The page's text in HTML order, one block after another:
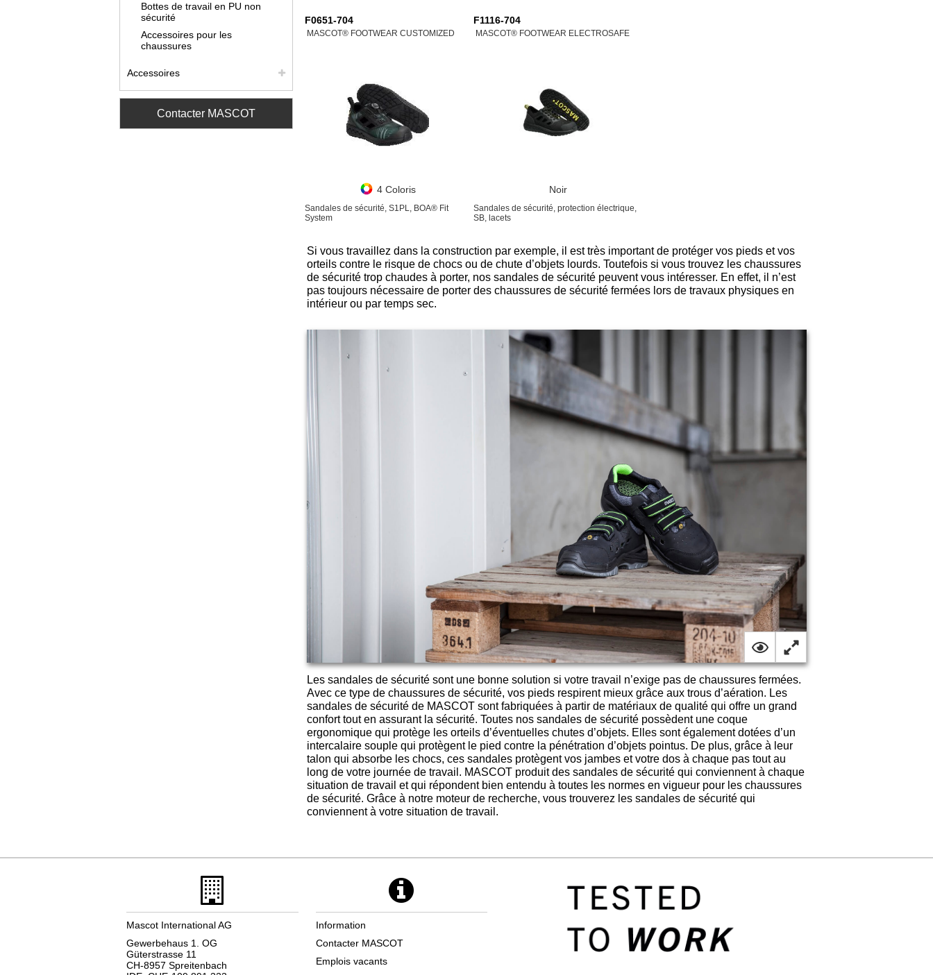
F0651-704
MASCOT® FOOTWEAR CUSTOMIZED
4 Coloris
Sandales de sécurité, S1PL, BOA® Fit
System
F1116-704
MASCOT® FOOTWEAR ELECTROSAFE
Noir
Sandales de sécurité, protection électrique,
SB, lacets
Si vous travaillez dans la construction par exemple, il est très important de protéger vos pieds et vos
orteils contre le risque de chocs ou de chute d’objets lourds. Toutefois si vous trouvez les chaussures
de sécurité trop chaudes à porter, nos sandales de sécurité peuvent vous intéresser. En effet, il n’est
pas toujours nécessaire de porter des chaussures de sécurité fermées lors de travaux physiques en
intérieur ou par temps sec.
Les sandales de sécurité sont une bonne solution si votre travail n’exige pas de chaussures fermées.
Avec ce type de chaussures de sécurité, vos pieds respirent mieux grâce aux trous d’aération. Les
sandales de sécurité de MASCOT sont fabriquées à partir de matériaux de qualité qui offre un grand
confort tout en assurant la sécurité. Toutes nos sandales de sécurité possèdent une coque
ergonomique qui protège les orteils d’éventuelles chutes d’objets. Elles sont également dotées d’un
intercalaire souple qui protègent le pied contre la pénétration d’objets pointus. De plus, grâce à leur
talon qui absorbe les chocs, ces sandales protègent vos jambes et votre dos à chaque pas tout au
long de votre journée de travail. MASCOT produit des sandales de sécurité qui conviennent à chaque
situation de travail et qui répondent bien entendu à toutes les normes en vigueur pour les chaussures
de sécurité. Grâce à notre moteur de recherche, vous trouverez les sandales de sécurité qui
conviennent à votre situation de travail.
Bottes de travail en PU non
sécurité
Accessoires pour les
chaussures
Accessoires
Contacter MASCOT
Mascot International AG
Gewerbehaus 1. OG
Güterstrasse 11
CH-8957 Spreitenbach
Information
Contacter MASCOT
Emplois vacants